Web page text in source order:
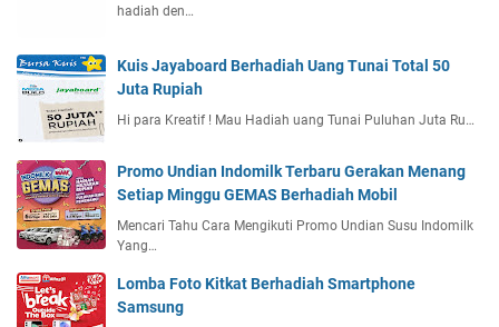
hadiah den…
Kuis Jayaboard Berhadiah Uang Tunai Total 50
Juta Rupiah
Hi para Kreatif ! Mau Hadiah uang Tunai Puluhan Juta Ru…
Promo Undian Indomilk Terbaru Gerakan Menang
Setiap Minggu GEMAS Berhadiah Mobil
Mencari Tahu Cara Mengikuti Promo Undian Susu Indomilk
Yang…
Lomba Foto Kitkat Berhadiah Smartphone
Samsung